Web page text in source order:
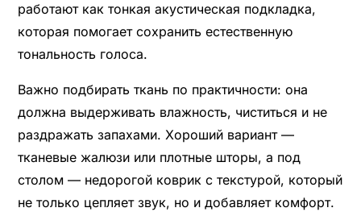
работают как тонкая акустическая подкладка,
которая помогает сохранить естественную
тональность голоса.
Важно подбирать ткань по практичности: она
должна выдерживать влажность, чиститься и не
раздражать запахами. Хороший вариант —
тканевые жалюзи или плотные шторы, а под
столом — недорогой коврик с текстурой, который
не только цепляет звук, но и добавляет комфорт.